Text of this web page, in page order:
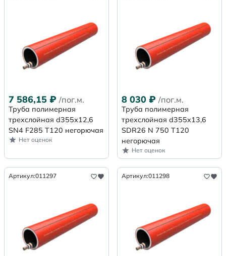
7 586,15 ₽ /пог.м.
Труба полимерная
трехслойная d355х12,6
SN4 F285 Т120 негорючая
Нет оценок
8 030 ₽ /пог.м.
Труба полимерная
трехслойная d355x13,6
SDR26 N 750 Т120
негорючая
Нет оценок
Артикул:011297 Артикул:011298